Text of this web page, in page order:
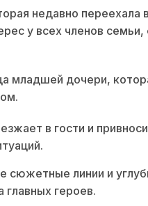
недавно переехала
у всех членов семьи,
младшей дочери,
в гости и
сюжетные линии и
главных героев.